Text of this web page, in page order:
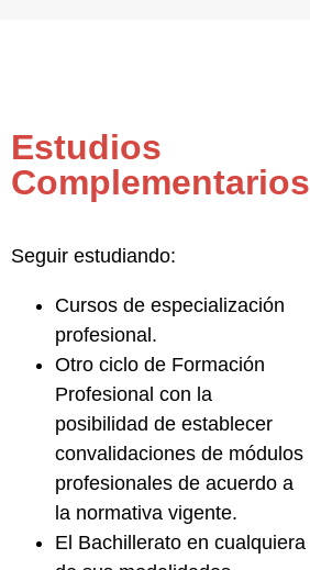
Estudios
Complementarios
Seguir estudiando:
Cursos de especialización
profesional .
Otro ciclo de Formación
Profesional con la
posibilidad de establecer
convalidaciones de módulos
profesionales de acuerdo a
la normativa vigente.
El Bachillerato en cualquiera